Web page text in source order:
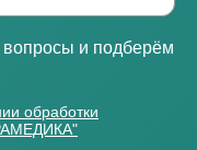
и подберём
обработки